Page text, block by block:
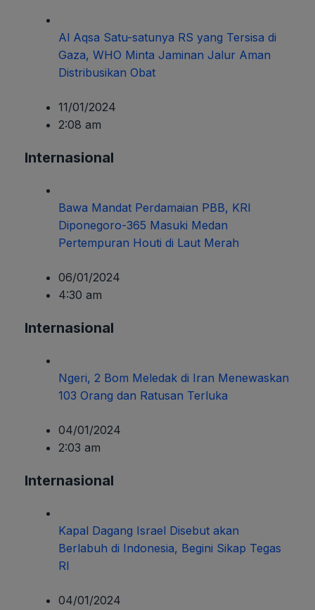
Al Aqsa Satu-satunya RS yang Tersisa di
Gaza, WHO Minta Jaminan Jalur Aman
Distribusikan Obat
11/01/2024
2:08 am
Internasional
Bawa Mandat Perdamaian PBB, KRI
Diponegoro-365 Masuki Medan
Pertempuran Houti di Laut Merah
06/01/2024
4:30 am
Internasional
Ngeri, 2 Bom Meledak di Iran Menewaskan
103 Orang dan Ratusan Terluka
04/01/2024
2:03 am
Internasional
Kapal Dagang Israel Disebut akan
Berlabuh di Indonesia, Begini Sikap Tegas
RI
04/01/2024